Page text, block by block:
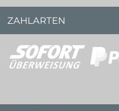
ZAHLARTEN